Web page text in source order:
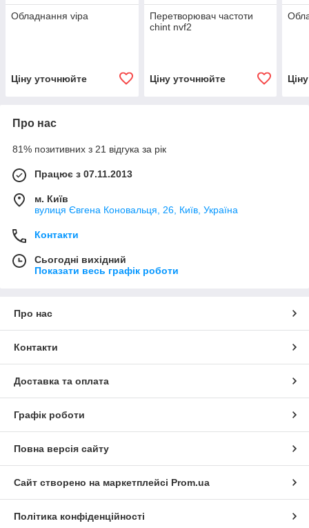
Обладнання vipa
Ціну уточнюйте
Перетворювач частоти
chint nvf2
Ціну уточнюйте
Про нас
81% позитивних з 21 відгука за рік
Працює з 07.11.2013
м. Київ
вулиця Євгена Коновальця, 26, Київ, Україна
Контакти
Сьогодні вихідний
Показати весь графік роботи
Про нас
Контакти
Доставка та оплата
Графік роботи
Повна версія сайту
Сайт створено на маркетплейсі Prom.ua
Політика конфіденційності